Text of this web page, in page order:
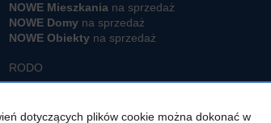
NOWE Mieszkania na sprzedaż
NOWE Domyna sprzedaż
NOWE Obiektyna sprzedaż
RODO
dotyczących plików cookie można dokonać w